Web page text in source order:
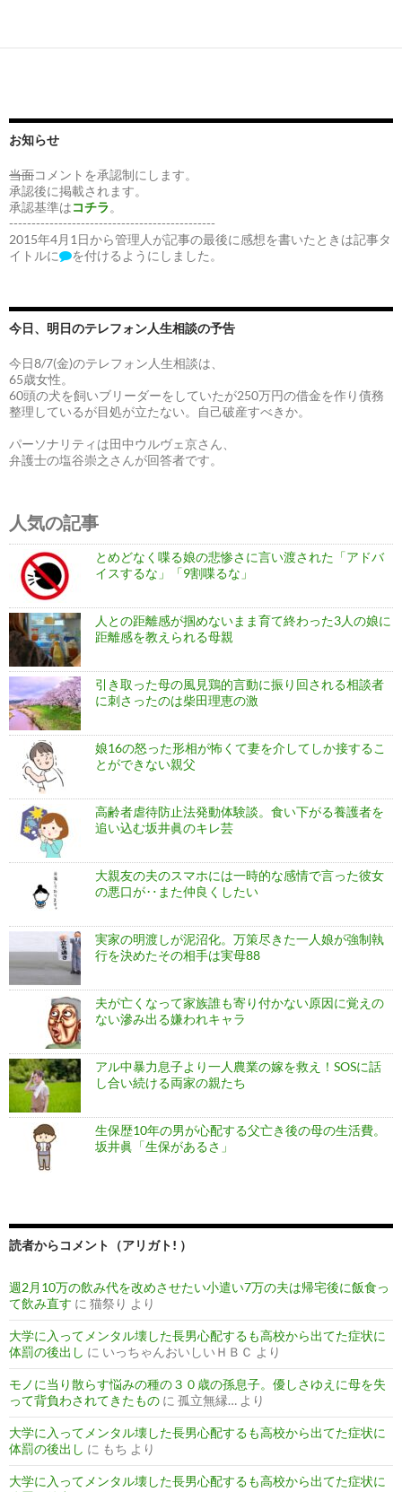
お知らせ
当面コメントを承認制にします。
承認後に掲載されます。
承認基準はコチラ 。
----------------------------------------------
2015年4月1日から管理人が記事の最後に感想を書いたときは記事タ
イトルに
を付けるようにしました。
今日、明日のテレフォン人生相談の予告
今日8/7(金)のテレフォン人生相談は、
65歳女性。
60頭の犬を飼いブリーダーをしていたが250万円の借金を作り債務
整理しているが目処が立たない。自己破産すべきか。
パーソナリティは田中ウルヴェ京さん、
弁護士の塩谷崇之さんが回答者です。
人気の記事
とめどなく喋る娘の悲惨さに言い渡された「アドバ
イスするな」「9割喋るな」
人との距離感が掴めないまま育て終わった3人の娘に
距離感を教えられる母親
引き取った母の風見鶏的言動に振り回される相談者
に刺さったのは柴田理恵の激
娘16の怒った形相が怖くて妻を介してしか接するこ
とができない親父
高齢者虐待防止法発動体験談。食い下がる養護者を
追い込む坂井眞のキレ芸
大親友の夫のスマホには一時的な感情で言った彼女
の悪口が‥また仲良くしたい
実家の明渡しが泥沼化。万策尽きた一人娘が強制執
行を決めたその相手は実母88
夫が亡くなって家族誰も寄り付かない原因に覚えの
ない滲み出る嫌われキャラ
アル中暴力息子より一人農業の嫁を救え！SOSに話
し合い続ける両家の親たち
生保歴10年の男が心配する父亡き後の母の生活費。
坂井眞「生保があるさ」
読者からコメント（アリガト! ）
週2月10万の飲み代を改めさせたい小遣い7万の夫は帰宅後に飯食っ
て飲み直す に 猫祭り より
大学に入ってメンタル壊した長男心配するも高校から出てた症状に
体罰の後出し に いっちゃんおいしいＨＢＣ より
モノに当り散らす悩みの種の３０歳の孫息子。優しさゆえに母を失
って背負わされてきたもの に 孤立無縁… より
大学に入ってメンタル壊した長男心配するも高校から出てた症状に
体罰の後出し に もち より
大学に入ってメンタル壊した長男心配するも高校から出てた症状に